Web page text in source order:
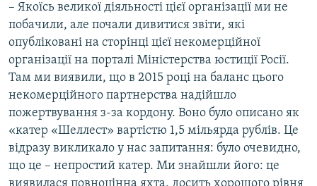
– Якоїсь великої діяльності цієї організації ми не
побачили, але почали дивитися звіти, які
опубліковані на сторінці цієї некомерційної
організації на порталі Міністерства юстиції Росії.
Там ми виявили, що в 2015 році на баланс цього
некомерційного партнерства надійшло
пожертвування з-за кордону. Воно було описано як
«катер «Шеллест» вартістю 1,5 мільярда рублів. Це
відразу викликало у нас запитання: було очевидно,
що це – непростий катер. Ми знайшли його: це